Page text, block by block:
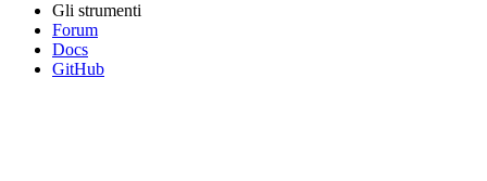
Gli strumenti
Forum
Docs
GitHub